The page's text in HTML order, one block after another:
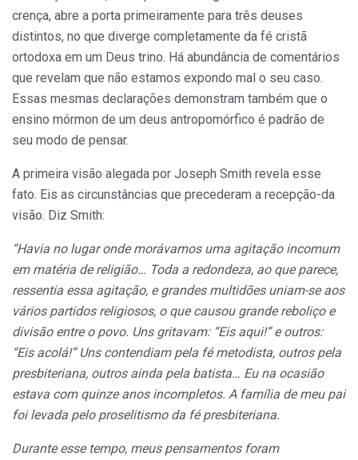
crença, abre a porta primeiramente para três deuses
distintos, no que diverge completamente da fé cristã
ortodoxa em um Deus trino. Há abundância de comentários
que revelam que não estamos expondo mal o seu caso.
Essas mesmas declarações demonstram também que o
ensino mórmon de um deus antropomórfico é padrão de
seu modo de pensar.
A primeira visão alegada por Joseph Smith revela esse
fato. Eis as circunstâncias que precederam a recepção-da
visão. Diz Smith:
“Havia no lugar onde morávamos uma agitação incomum
em matéria dereligião… Toda a redondeza, ao que parece,
ressentia essa agitação, e grandes multidões uniam-se aos
vários partidos religiosos, o que causou grande reboliço e
divisão entre o povo. Uns gritavam: “Eis aqui!” e outros:
“Eis acolá!” Uns contendiam pela fé metodista, outros pela
presbiteriana, outros ainda pela batista… Eu na ocasião
estava com quinze anos incompletos. A família de meu pai
foi levada pelo proselitismo da fé presbiteriana.
Durante esse tempo, meus pensamentos foram